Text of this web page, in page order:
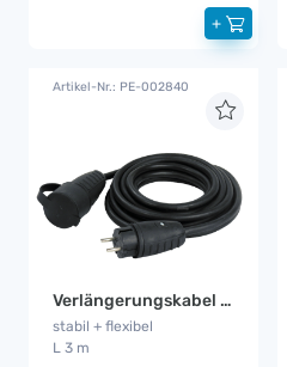
+
Artikel-Nr.: PE-002840
Verlängerungskabel 3 m mit Kontrollleuchte
stabil + flexibel
L 3 m